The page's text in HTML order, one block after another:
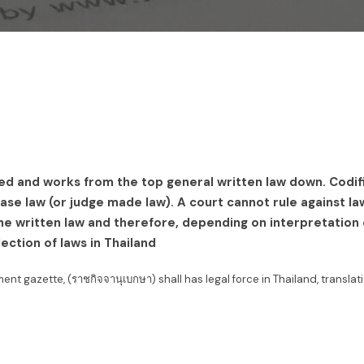
and works from the top general written law down.
law (or judge made law). A court cannot rule against
written law and therefore, depending on
of laws in Thailand
gazette, (ราชกิจจานุเบกษา) shall has legal force in Thailand,